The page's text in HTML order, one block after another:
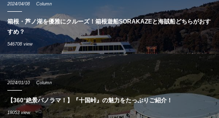
2024/04/08 Column
箱根・芦ノ湖を優雅にクルーズ！箱根遊船SORAKAZEと海賊船どちらがおす
すめ？
546708 view
2024/01/10 Column
【360°絶景パノラマ！】『十国峠』の魅力をたっぷりご紹介！
18053 view